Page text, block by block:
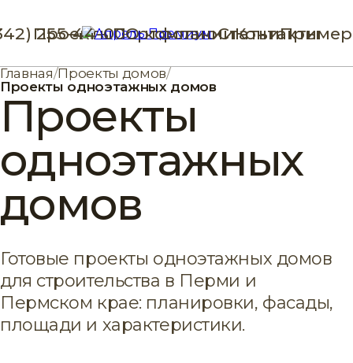
ПроектыПортфолиоСтатьиПример
255-44-00О компанииКонтакты
Главная/Проекты домов/
Проекты одноэтажных домов
Проекты
одноэтажных
домов
Готовые проекты одноэтажных домов
для строительства в Перми и
Пермском крае: планировки, фасады,
площади и характеристики.